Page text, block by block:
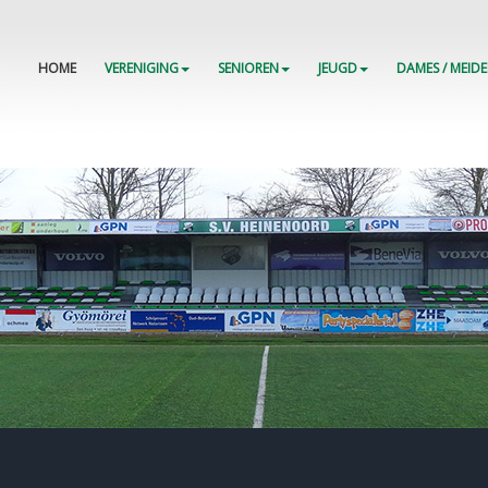
HOME VERENIGING SENIOREN JEUGD DAMES /